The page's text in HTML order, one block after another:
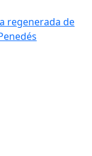
regenerada de